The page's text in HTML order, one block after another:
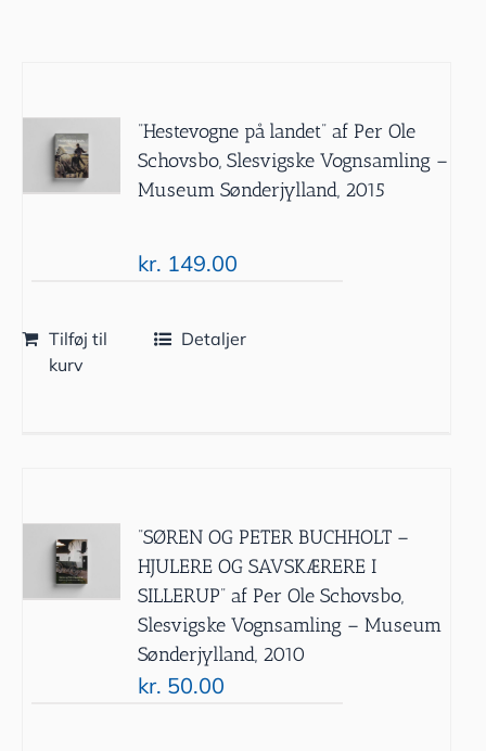
”Hestevogne på landet” af Per Ole
Schovsbo, Slesvigske Vognsamling –
Museum Sønderjylland, 2015
kr. 149.00
Tilføj til
kurv
Detaljer
”SØREN OG PETER BUCHHOLT –
HJULERE OG SAVSKÆRERE I
SILLERUP” af Per Ole Schovsbo,
Slesvigske Vognsamling – Museum
Sønderjylland, 2010
kr. 50.00